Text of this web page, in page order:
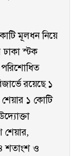
মূলধন নিয়ে
ঢাকা স্টক
পরিশোধিত
রয়েছে ১
১ কোটি
শেয়ার,
শতাংশ ও